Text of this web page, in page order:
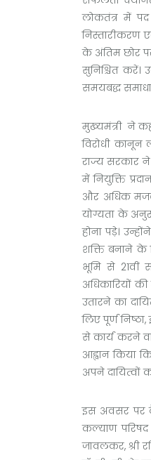
लोकतंत्र में
निस्तारीकरण
के अंतिम छोर
सुनिश्चित करें।
समयबद्ध
मुख्यमंत्री ने
विरोधी कानून
राज्य सरकार ने
में नियुक्ति
और अधिक
योग्यता के
होना पड़े।
शक्ति बनाने के
भूमि से 21वीं
अधिकारियों
उतारने का
लिए पूर्ण
से कार्य करने
आह्वान किया
अपने दायित्वों
इस अवसर पर
कल्याण परिषद
जावलकर, श्री